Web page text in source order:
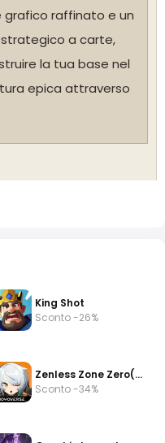
grafico raffinato e un
a carte,
la tua base nel
epica attraverso
King Shot
Sconto -26%
Zenless Zone Zero(zzz)
Sconto -34%